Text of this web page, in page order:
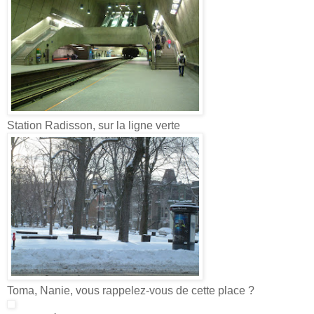
Station Radisson, sur la ligne verte
Toma, Nanie, vous rappelez-vous de cette place ?